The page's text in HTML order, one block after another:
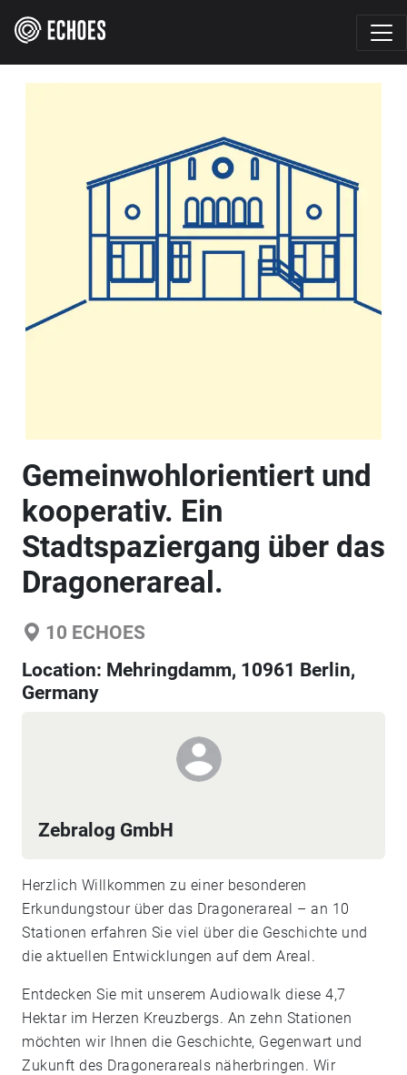
Gemeinwohlorientiert und
kooperativ. Ein
Stadtspaziergang über das
Dragonerareal.
10 ECHOES
Location: Mehringdamm, 10961 Berlin,
Germany
Zebralog GmbH
Herzlich Willkommen zu einer besonderen
Erkundungstour über das Dragonerareal – an 10
Stationen erfahren Sie viel über die Geschichte und
die aktuellen Entwicklungen auf dem Areal.
Entdecken Sie mit unserem Audiowalk diese 4,7
Hektar im Herzen Kreuzbergs. An zehn Stationen
möchten wir Ihnen die Geschichte, Gegenwart und
Zukunft des Dragonerareals näherbringen. Wir